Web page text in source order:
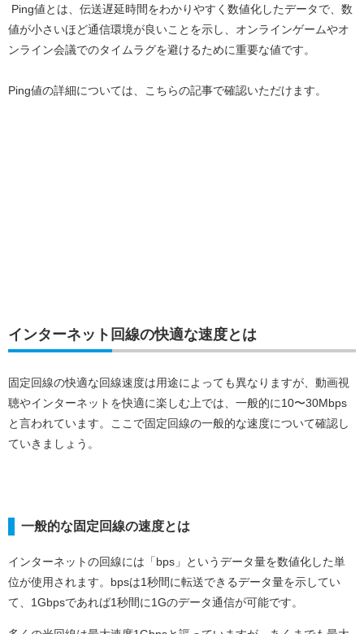
Ping値とは、伝送遅延時間をわかりやすく数値化したデータで、数
値が小さいほど通信環境が良いことを示し、オンラインゲームやオ
ンライン会議でのタイムラグを避けるために重要な値です。
Ping値の詳細については、こちらの記事で確認いただけます。
インターネット回線の快適な速度とは
固定回線の快適な回線速度は用途によっても異なりますが、動画視
聴やインターネットを快適に楽しむ上では、一般的に10〜30Mbps
と言われています。ここで固定回線の一般的な速度について確認し
ていきましょう。
一般的な固定回線の速度とは
インターネットの回線には「bps」というデータ量を数値化した単
位が使用されます。bpsは1秒間に転送できるデータ量を示してい
て、1Gbpsであれば1秒間に1Gのデータ通信が可能です。